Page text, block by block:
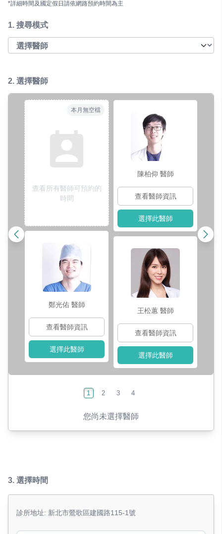
*詳細時間及國定假日請依網路預約時間為主
1. 搜尋模式
2. 選擇醫師
本月無空檔
查看所有醫師可預約的
時間
鄭光佑 醫師
查看醫師資訊
選擇此醫師
陳柏仰 醫師
查看醫師資訊
選擇此醫師
王松蕙 醫師
查看醫師資訊
選擇此醫師
1 2 3 4
您尚未選擇醫師
3. 選擇時間
診所地址: 新北市鶯歌區建國路115-1號